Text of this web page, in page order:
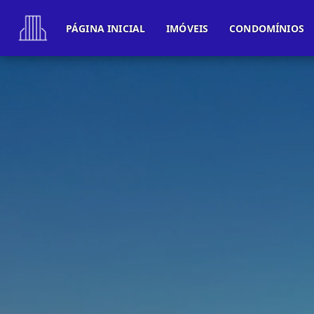
PÁGINA INICIAL IMÓVEIS CONDOMÍNIOS